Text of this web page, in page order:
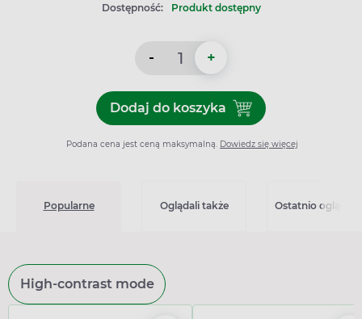
Dostępność: Produkt dostępny
- +
Dodaj do koszykaDodaj do koszyka Histigen
Podana cena jest ceną maksymalną. Dowiedz się więcej
Popularne Oglądali także Ostatnio
High-contrast mode